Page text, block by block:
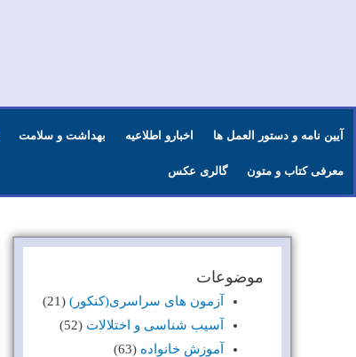
آیین نامه و دستور العمل ها اخبارو اطلاعیه بهداشت و سلامت
معرفی کتاب و متون گالری عکس
موضوعات
آزمون های سراسری(کنکور) (21)
آسیب شناسی و اختلالات (52)
آموزش خانواده (63)